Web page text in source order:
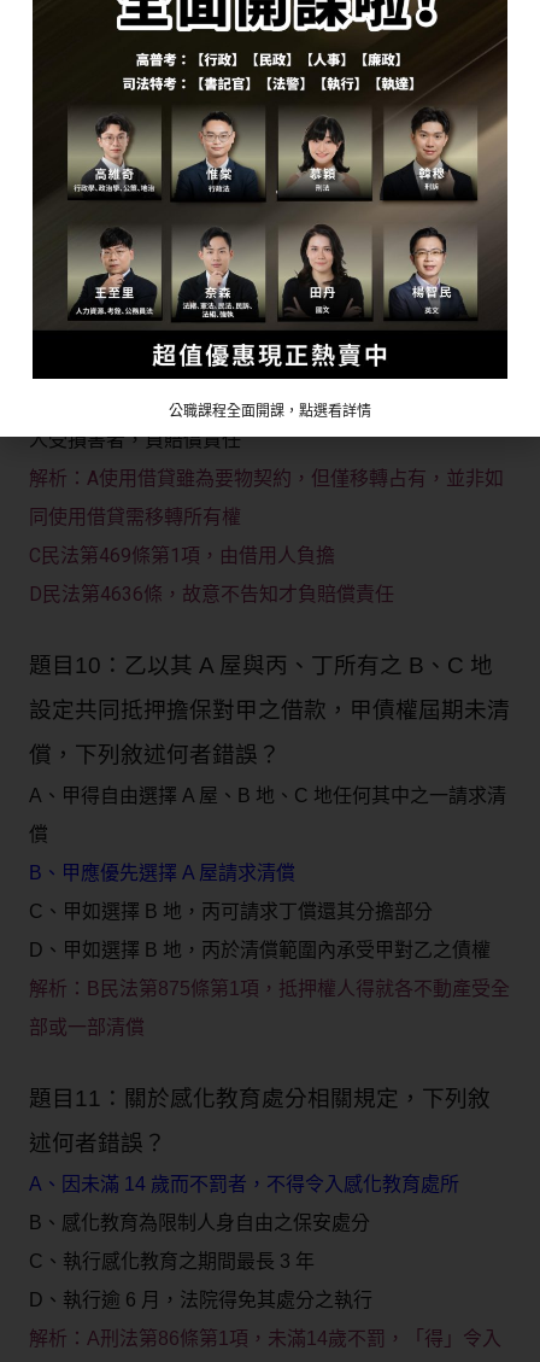
使姻親關係消滅(如離婚)亦有適用。因此縱使甲與Y離
婚，X與Y仍不得結婚。
題目9：依民法之規定，下列有關使用借貸契約
之敘述，何者正確？
A、使用借貸契約為要物契約，貸與人須交付和移轉借用
物之所有權予借用人
B、貸與未定期限，且不能依借貸目的定期限者，貸與人
得隨時請求返還借用物
C、借用物為動物者，其飼養費由貸與人負擔
D、貸與人故意或重大過失不告知借用物之瑕疵，致借用
人受損害者，負賠償責任
解析： A使用借貸雖為要物契約，但僅移轉占有，並非如
同使用借貸需移轉所有權
C民法第469條第1項，由借用人負擔
D民法第4636條，故意不告知才負賠償責任
題目10：乙以其 A 屋與丙、丁所有之 B、C 地
設定共同抵押擔保對甲之借款，甲債權屆期未清
償，下列敘述何者錯誤？
A、甲得自由選擇 A 屋、B 地、C 地任何其中之一請求清
償
B、甲應優先選擇 A 屋請求清償
C、甲如選擇 B 地，丙可請求丁償還其分擔部分
D、甲如選擇 B 地，丙於清償範圍內承受甲對乙之債權
解析： B民法第875條第1項，抵押權人得就各不動產受全
部或一部清償
題目11：關於感化教育處分相關規定，下列敘
述何者錯誤？
A、因未滿 14 歲而不罰者，不得令入感化教育處所
B、感化教育為限制人身自由之保安處分
C、執行感化教育之期間最長 3 年
D、執行逾 6 月，法院得免其處分之執行
解析： A刑法第86條第1項，未滿14歲不罰，「得」令入
公職課程全面開課，點選看詳情